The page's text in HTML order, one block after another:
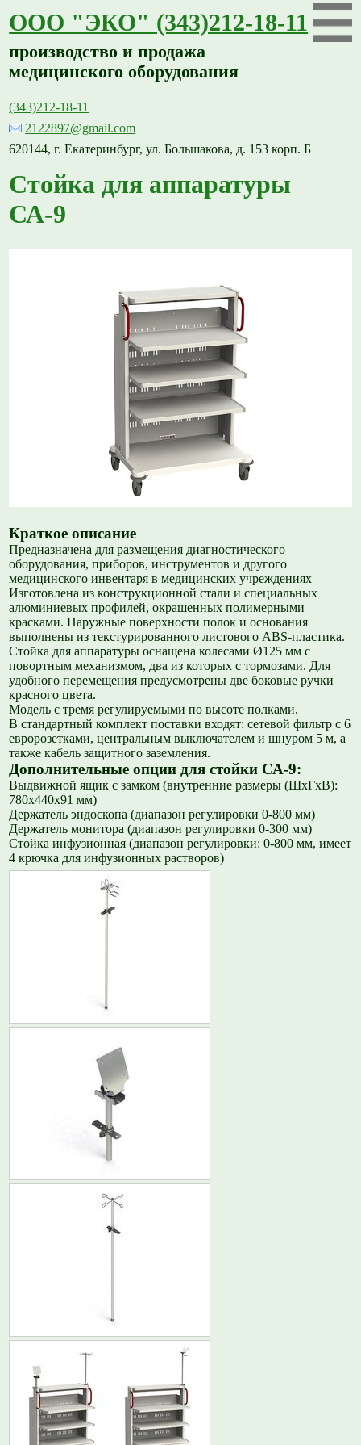
ООО "ЭКО" (343)212-18-11
производство и продажа
медицинского оборудования
(343)212-18-11
2122897@gmail.com
620144, г. Екатеринбург, ул. Большакова, д. 153 корп. Б
Стойка для аппаратуры
СА-9
Краткое описание
Предназначена для размещения диагностического
оборудования, приборов, инструментов и другого
медицинского инвентаря в медицинских учреждениях
Изготовлена из конструкционной стали и специальных
алюминиевых профилей, окрашенных полимерными
красками. Наружные поверхности полок и основания
выполнены из текстурированного листового ABS-пластика.
Стойка для аппаратуры оснащена колесамиØ125 мм с
повортным механизмом, два из которых с тормозами. Для
удобного перемещения предусмотрены две боковые ручки
красного цвета.
Модель с тремя регулируемыми по высоте полками.
В стандартный комплект поставки входят: сетевой фильтр с 6
евророзетками, центральным выключателем и шнуром 5 м, а
также кабель защитного заземления.
Дополнительные опции для стойки СА-9:
Выдвижной ящик с замком (внутренние размеры (ШхГхВ):
780х440х91 мм)
Держатель эндоскопа (диапазон регулировки 0-800 мм)
Держатель монитора (диапазон регулировки 0-300 мм)
Стойка инфузионная (диапазон регулировки: 0-800 мм, имеет
4 крючка для инфузионных растворов)